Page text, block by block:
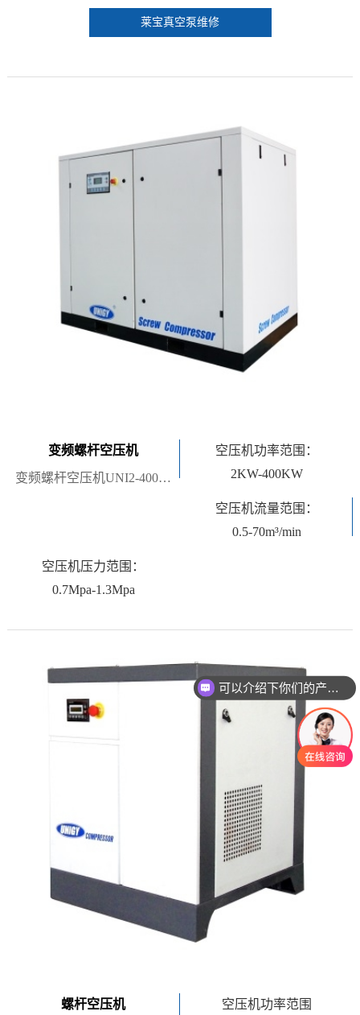
莱宝真空泵维修
变频螺杆空压机
变频螺杆空压机UNI2-400VSD
空压机功率范围：
2KW-400KW
空压机流量范围：
0.5-70m³/min
空压机压力范围：
0.7Mpa-1.3Mpa
螺杆空压机
空压机功率范围
可以介绍下你们的产品么